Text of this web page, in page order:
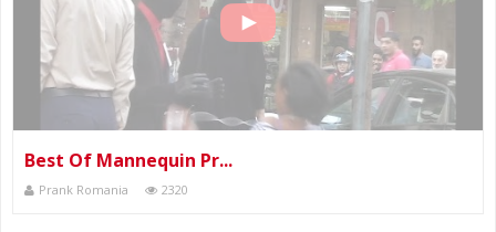
Best Of Mannequin Pr...
Prank Romania 2320